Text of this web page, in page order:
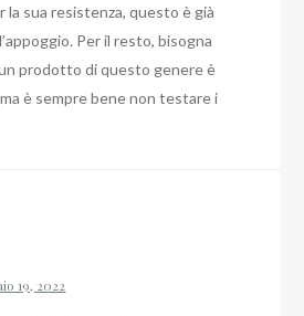
sua resistenza, questo è già
Per il resto, bisogna
prodotto di questo genere è
è sempre bene non testare i